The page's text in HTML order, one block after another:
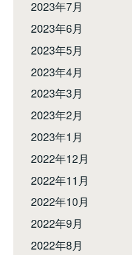
2023年7月
2023年6月
2023年5月
2023年4月
2023年3月
2023年2月
2023年1月
2022年12月
2022年11月
2022年10月
2022年9月
2022年8月